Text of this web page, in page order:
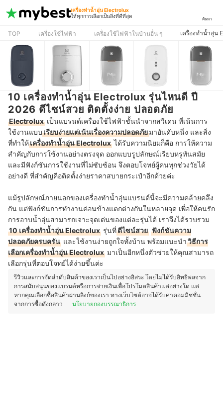
เครื่องทำน้ำอุ่น Electrolux
ให้ทุกการเลือกเป็นสิ่งที่ดีที่สุด
ค้นหา
TOP เครื่องใช้ไฟฟ้า เครื่องใช้ไฟฟ้าในบ้านอื่น ๆ เครื่องทำน้ำอุ่น
10 เครื่องทำน้ำอุ่น Electrolux รุ่นไหนดี ปี
2026 ดีไซน์สวย ติดตั้งง่าย ปลอดภัย
Electrolux เป็นแบรนด์เครื่องใช้ไฟฟ้าชั้นนำจากสวีเดน ที่เน้นการ
ใช้งานแบบเรียบง่ายแต่เน้นเรื่องความปลอดภัยมาอันดับหนึ่ง และสิ่ง
ที่ทำให้เครื่องทำน้ำอุ่น Electrolux ได้รับความนิยมก็คือ การให้ความ
สำคัญกับการใช้งานอย่างตรงจุด ออกแบบรูปลักษณ์เรียบหรูทันสมัย
และมีฟังก์ชันการใช้งานที่ไม่ซับซ้อน จึงตอบโจทย์ผู้คนทุกช่วงวัยได้
อย่างดี ที่สำคัญคือติดตั้งง่ายราคาสบายกระเป๋าอีกด้วยค่ะ
แม้รูปลักษณ์ภายนอกของเครื่องทำน้ำอุ่นแบรนด์นี้จะมีความคล้ายคลึง
กัน แต่ฟังก์ชันการทำงานค่อนข้างแตกต่างกันในหลายจุด เพื่อให้คนรัก
การอาบน้ำอุ่นสามารถเจาะจุดเด่นของแต่ละรุ่นได้ เราจึงได้รวบรวม
10 เครื่องทำน้ำอุ่น Electrolux รุ่นที่ดีไซน์สวย ฟังก์ชันความ
ปลอดภัยครบครัน และใช้งานง่ายถูกใจทั้งบ้าน พร้อมแนะนำวิธีการ
เลือกเครื่องทำน้ำอุ่น Electrolux มาเป็นอีกหนึ่งตัวช่วยให้คุณสามารถ
เลือกรุ่นที่ตอบโจทย์ได้ง่ายขึ้นค่ะ
รีวิวและการจัดลำดับสินค้าของเราเป็นไปอย่างอิสระ โดยไม่ได้รับอิทธิพลจาก
การสนับสนุนของแบรนด์หรือการจ่ายเงินเพื่อโปรโมตสินค้าแต่อย่างใด แต่
หากคุณเลือกซื้อสินค้าผ่านลิงก์ของเรา ทางเว็บไซต์อาจได้รับค่าคอมมิชชั่น
จากการซื้อดังกล่าว
นโยบายกองบรรณาธิการ